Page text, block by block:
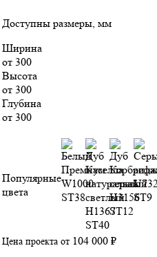
Доступны размеры, мм
Ширина
от 300
Высота
от 300
Глубина
от 300
Популярные
цвета
Цена проекта от 104 000 ₽